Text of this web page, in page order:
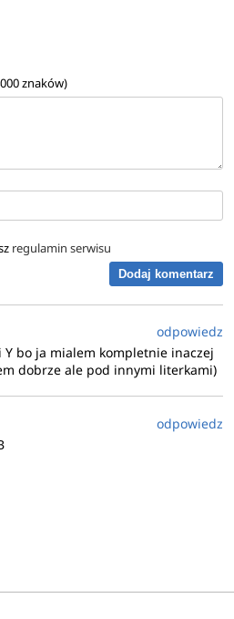
znaków)
regulamin serwisu
Dodaj komentarz
odpowiedz
Y bo ja mialem kompletnie inaczej
dobrze ale pod innymi literkami)
odpowiedz